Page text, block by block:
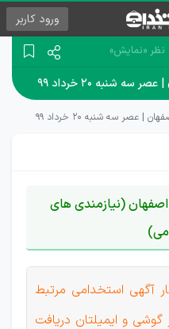
ورود کاربر
«نمایش»
شنبه ۲۰ خرداد ۹۹
عصر سه شنبه ۲۰ خرداد ۹۹
(نیازمندی های
آگهی استخدامی مرتبط
و ایمیلتان دریافت